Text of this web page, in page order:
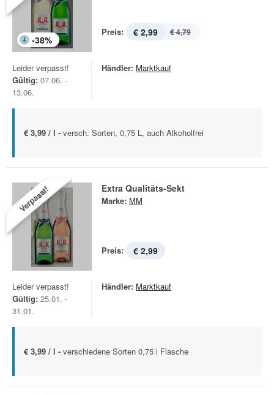
-38%
Preis: € 2,99 € 4,79
Leider verpasst!
Gültig: 07.06. -
13.06.
Händler: Marktkauf
€ 3,99 / l - versch. Sorten, 0,75 L, auch Alkoholfrei
Verpasst! Extra Qualitäts-Sekt
Marke: MM
Preis: € 2,99
Leider verpasst!
Gültig: 25.01. -
31.01.
Händler: Marktkauf
€ 3,99 / l - verschiedene Sorten 0,75 l Flasche